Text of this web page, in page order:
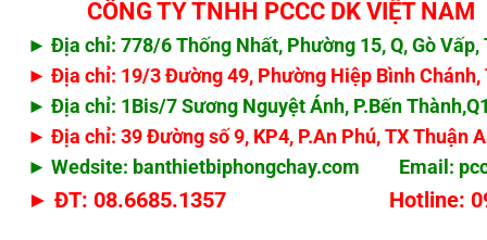
CÔNG TY TNHH PCCC DK VIỆT NAM
► Địa chỉ: 778/6 Thống Nhất, Phường 15, Q, Gò
► Địa chỉ: 19/3 Đường 49, Phường Hiệp Bình Chánh,
► Địa chỉ: 1Bis/7 Sương Nguyệt Ánh, P.Bến
► Địa chỉ: 39 Đường số 9, KP4, P.An Phú, TX Thuận
► Wedsite: banthietbiphongchay.com Email:
► ĐT: 08.6685.1357 Hotline: